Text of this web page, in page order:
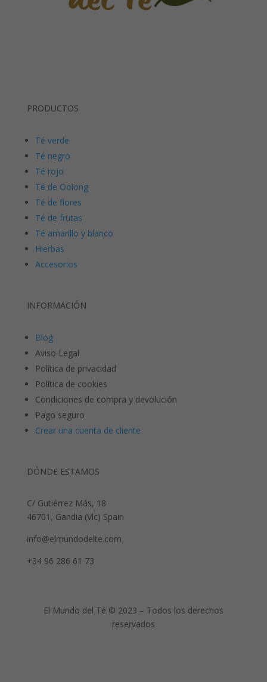
PRODUCTOS
Té verde
Té negro
Té rojo
Té de Oolong
Té de flores
Té de frutas
Té amarillo y blanco
Hierbas
Accesorios
INFORMACIÓN
Blog
Aviso Legal
Política de privacidad
Política de cookies
Condiciones de compra y devolución
Pago seguro
Crear una cuenta de cliente
DÓNDE ESTAMOS
C/ Gutiérrez Más, 18
46701, Gandia (Vlc) Spain
info@elmundodelte.com
+34 96 286 61 73
El Mundo del Té © 2023 – Todos los derechos
reservados